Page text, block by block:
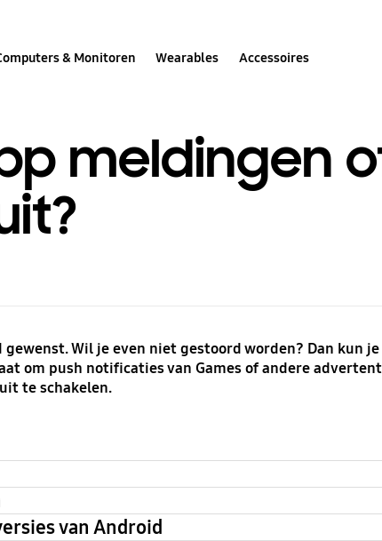
& Monitoren Wearables Accessoires
meldingen
Wil je even niet gestoord worden? Dan kun
om push notificaties van Games of andere
te schakelen.
van Android